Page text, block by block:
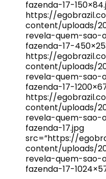
fazenda-
https://
content/uploads/
revela-quem-
fazenda-17-
https://
content/uploads/
revela-quem-
fazenda-17-
https://
content/uploads/
revela-quem-
fazenda-
src=”https://
content/uploads/
revela-quem-
fazenda-17-